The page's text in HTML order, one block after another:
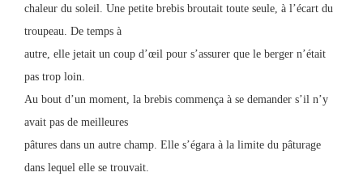
chaleur du soleil. Une petite brebis broutait toute seule, à l’écart du
troupeau. De temps à
autre, elle jetait un coup d’œil pour s’assurer que le berger n’était
pas trop loin.
Au bout d’un moment, la brebis commença à se demander s’il n’y
avait pas de meilleures
pâtures dans un autre champ. Elle s’égara à la limite du pâturage
dans lequel elle se trouvait.